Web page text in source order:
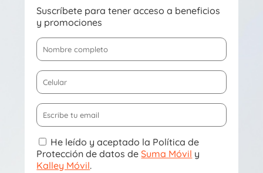
Suscríbete para tener acceso a beneficios
y promociones
He leído y aceptado la Política de
Protección de datos deSuma Móvil y
Kalley Móvil.